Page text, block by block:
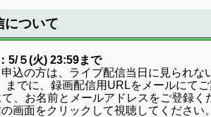
について
5/５(火) 23:59まで
込の方は、ライブ配信当日に見られな
でに、録画配信用URLをメールにてご
、お名前とメールアドレスをご登録く
画面をクリックして視聴してください。